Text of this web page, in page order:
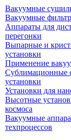
Вакуумные
Вакуумные
Аппараты для
перегонки
Выпарные и
установки
Применение
Сублимационные
установки
Установки для
Высотные
космоса
Вакуумные
техпроцессов